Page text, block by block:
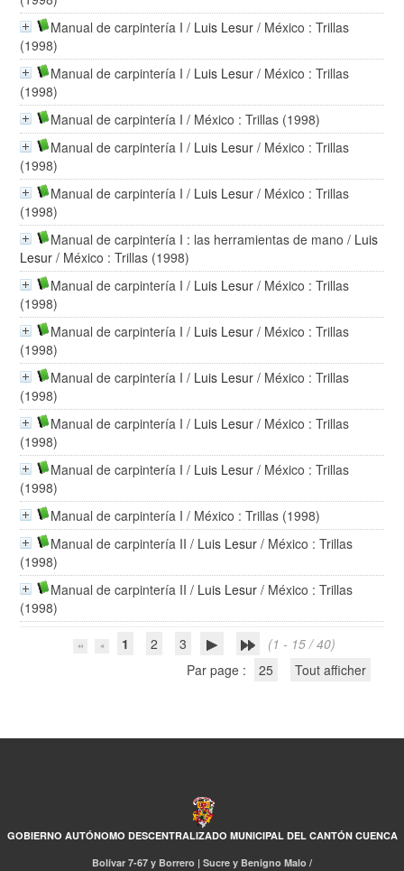
Manual de carpintería I / Luis Lesur / México : Trillas
(1998)
Manual de carpintería I / Luis Lesur / México : Trillas
(1998)
Manual de carpintería I / México : Trillas (1998)
Manual de carpintería I / Luis Lesur / México : Trillas
(1998)
Manual de carpintería I / Luis Lesur / México : Trillas
(1998)
Manual de carpintería I : las herramientas de mano / Luis
Lesur / México : Trillas (1998)
Manual de carpintería I / Luis Lesur / México : Trillas
(1998)
Manual de carpintería I / Luis Lesur / México : Trillas
(1998)
Manual de carpintería I / Luis Lesur / México : Trillas
(1998)
Manual de carpintería I / Luis Lesur / México : Trillas
(1998)
Manual de carpintería I / Luis Lesur / México : Trillas
(1998)
Manual de carpintería I / México : Trillas (1998)
Manual de carpintería II / Luis Lesur / México : Trillas
(1998)
Manual de carpintería II / Luis Lesur / México : Trillas
(1998)
1
2 3
(1 - 15 / 40)
Par page :
25 Tout afficher
GOBIERNO AUTÓNOMO DESCENTRALIZADO MUNICIPAL DEL CANTÓN CUENCA
Bolívar 7-67 y Borrero | Sucre y Benigno Malo /